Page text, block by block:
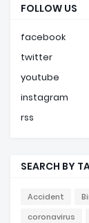
FOLLOW US
facebook
twitter
youtube
instagram
rss
SEARCH BY
Accident
coronavirus